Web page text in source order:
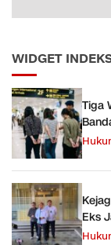
WIDGET
Tiga
Eks